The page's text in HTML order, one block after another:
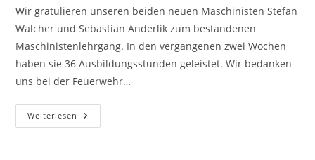
Wir gratulieren unseren beiden neuen Maschinisten Stefan
Walcher und Sebastian Anderlik zum bestandenen
Maschinistenlehrgang. In den vergangenen zwei Wochen
haben sie 36 Ausbildungsstunden geleistet. Wir bedanken
uns bei der Feuerwehr…
Weiterlesen Maschinistenlehrgang
In